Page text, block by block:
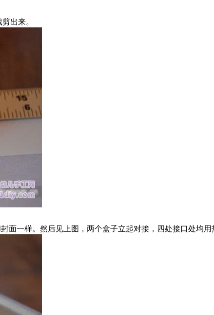
出来。
一样。然后见上图，两个盒子立起对接，四处接口处均用